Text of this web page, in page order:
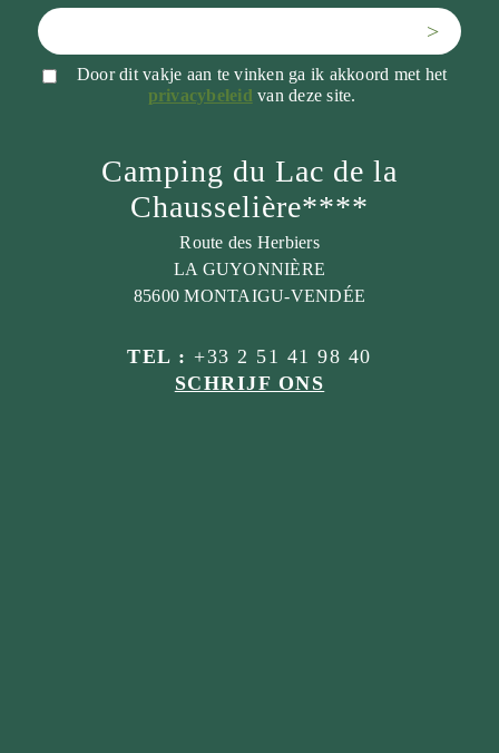
>
Door dit vakje aan te vinken ga ik akkoord met het
privacybeleid van deze site.
Camping du Lac de la
Chausselière****
Route des Herbiers
LA GUYONNIÈRE
85600 MONTAIGU-VENDÉE
TEL : +33 2 51 41 98 40
SCHRIJF ONS